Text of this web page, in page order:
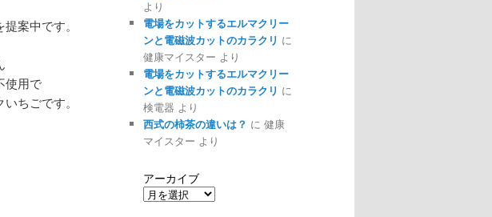
案中です。
使用で
ちごです。
より
電場をカットするエルマクリー
ンと電磁波カットのカラクリ に
健康マイスター より
電場をカットするエルマクリー
ンと電磁波カットのカラクリ に
検電器 より
西式の柿茶の違いは？ に 健康
マイスター より
アーカイブ
ア